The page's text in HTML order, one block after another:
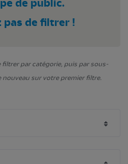
de public.
pas de filtrer !
filtrer par catégorie, puis par sous-
nouveau sur votre premier filtre.